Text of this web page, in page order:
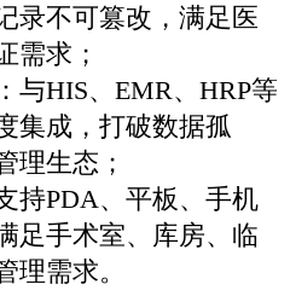
录不可篡改，满足医
需求；
与HIS、EMR、HRP等
集成，打破数据孤
理生态；
持PDA、平板、手机
足手术室、库房、临
理需求。